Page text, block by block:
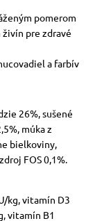
pomerom
pre zdravé
a farbív
26%, sušené
múka z
bielkoviny,
FOS 0,1%.
kg, vitamín D3
vitamín B1